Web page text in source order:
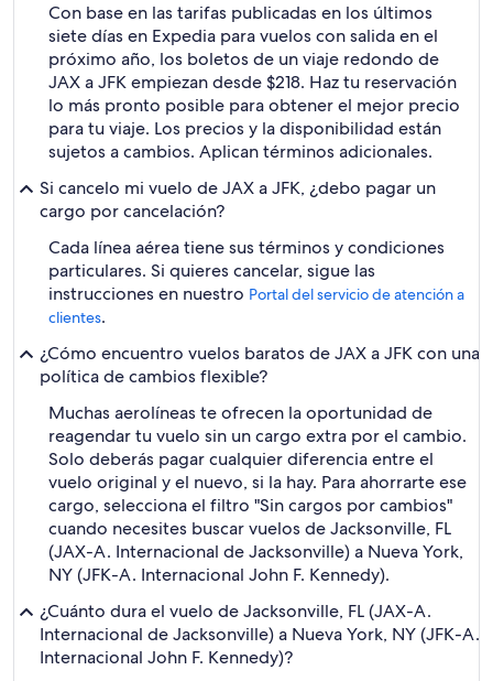
Con base en las tarifas publicadas en los últimos
siete días en Expedia para vuelos con salida en el
próximo año, los boletos de un viaje redondo de
JAX a JFK empiezan desde $218. Haz tu reservación
lo más pronto posible para obtener el mejor precio
para tu viaje. Los precios y la disponibilidad están
sujetos a cambios. Aplican términos adicionales.
Si cancelo mi vuelo de JAX a JFK, ¿debo pagar un
cargo por cancelación?
Cada línea aérea tiene sus términos y condiciones
particulares. Si quieres cancelar, sigue las
instrucciones en nuestro Portal del servicio de atención a
clientes.
¿Cómo encuentro vuelos baratos de JAX a JFK con una
política de cambios flexible?
Muchas aerolíneas te ofrecen la oportunidad de
reagendar tu vuelo sin un cargo extra por el cambio.
Solo deberás pagar cualquier diferencia entre el
vuelo original y el nuevo, si la hay. Para ahorrarte ese
cargo, selecciona el filtro "Sin cargos por cambios"
cuando necesites buscar vuelos de Jacksonville, FL
(JAX-A. Internacional de Jacksonville) a Nueva York,
NY (JFK-A. Internacional John F. Kennedy).
¿Cuánto dura el vuelo de Jacksonville, FL (JAX-A.
Internacional de Jacksonville) a Nueva York, NY (JFK-A.
Internacional John F. Kennedy)?